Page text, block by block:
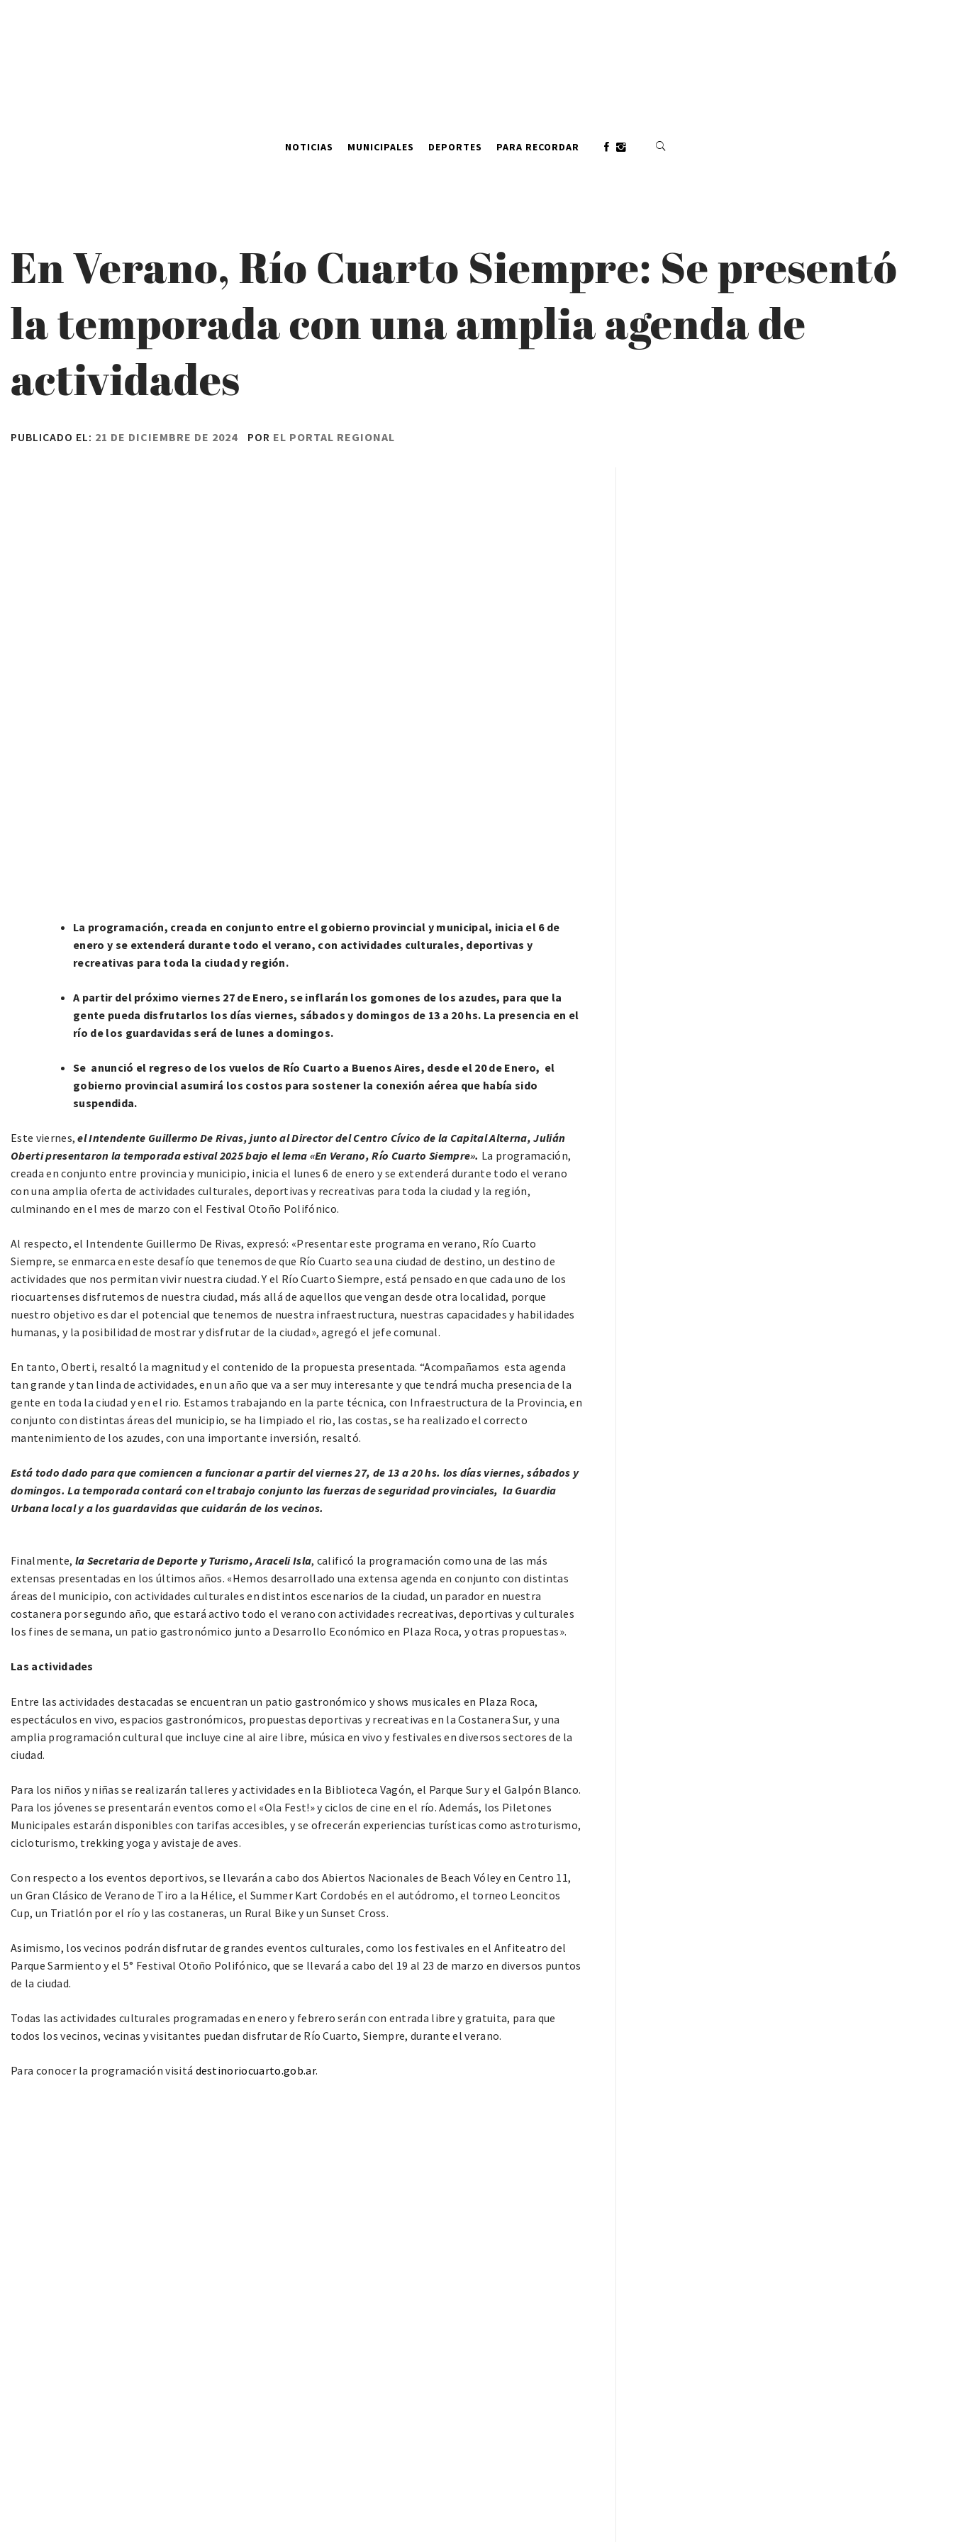
NOTICIAS MUNICIPALES DEPORTES PARA RECORDAR
En Verano, Río Cuarto Siempre: Se presentó
la temporada con una amplia agenda de
actividades
PUBLICADO EL: 21 DE DICIEMBRE DE 2024 POR EL PORTAL REGIONAL
La programación, creada en conjunto entre el gobierno provincial y municipal, inicia el 6 de
enero y se extenderá durante todo el verano, con actividades culturales, deportivas y
recreativas para toda la ciudad y región.
A partir del próximo viernes 27 de Enero, se inflarán los gomones de los azudes, para que la
gente pueda disfrutarlos los días viernes, sábados y domingos de 13 a 20 hs. La presencia en el
río de los guardavidas será de lunes a domingos.
Se anunció el regreso de los vuelos de Río Cuarto a Buenos Aires, desde el 20 de Enero, el
gobierno provincial asumirá los costos para sostener la conexión aérea que había sido
suspendida.
Este viernes,el Intendente Guillermo De Rivas, junto al Director del Centro Cívico de la Capital Alterna, Julián
Oberti presentaron la temporada estival 2025 bajo el lema «En Verano, Río Cuarto Siempre». La programación,
creada en conjunto entre provincia y municipio, inicia el lunes 6 de enero y se extenderá durante todo el verano
con una amplia oferta de actividades culturales, deportivas y recreativas para toda la ciudad y la región,
culminando en el mes de marzo con el Festival Otoño Polifónico.
Al respecto, el Intendente Guillermo De Rivas, expresó: «Presentar este programa en verano, Río Cuarto
Siempre, se enmarca en este desafío que tenemos de que Río Cuarto sea una ciudad de destino, un destino de
actividades que nos permitan vivir nuestra ciudad. Y el Río Cuarto Siempre, está pensado en que cada uno de los
riocuartenses disfrutemos de nuestra ciudad, más allá de aquellos que vengan desde otra localidad, porque
nuestro objetivo es dar el potencial que tenemos de nuestra infraestructura, nuestras capacidades y habilidades
humanas, y la posibilidad de mostrar y disfrutar de la ciudad», agregó el jefe comunal.
En tanto, Oberti, resaltó la magnitud y el contenido de la propuesta presentada. “Acompañamos esta agenda
tan grande y tan linda de actividades, en un año que va a ser muy interesante y que tendrá mucha presencia de la
gente en toda la ciudad y en el rio. Estamos trabajando en la parte técnica, con Infraestructura de la Provincia, en
conjunto con distintas áreas del municipio, se ha limpiado el rio, las costas, se ha realizado el correcto
mantenimiento de los azudes, con una importante inversión, resaltó.
Está todo dado para que comiencen a funcionar a partir del viernes 27, de 13 a 20 hs. los días viernes, sábados y
domingos. La temporada contará con el trabajo conjunto las fuerzas de seguridad provinciales, la Guardia
Urbana local y a los guardavidas que cuidarán de los vecinos.
Finalmente, la Secretaria de Deporte y Turismo, Araceli Isla, calificó la programación como una de las más
extensas presentadas en los últimos años. «Hemos desarrollado una extensa agenda en conjunto con distintas
áreas del municipio, con actividades culturales en distintos escenarios de la ciudad, un parador en nuestra
costanera por segundo año, que estará activo todo el verano con actividades recreativas, deportivas y culturales
los fines de semana, un patio gastronómico junto a Desarrollo Económico en Plaza Roca, y otras propuestas».
Las actividades
Entre las actividades destacadas se encuentran un patio gastronómico y shows musicales en Plaza Roca,
espectáculos en vivo, espacios gastronómicos, propuestas deportivas y recreativas en la Costanera Sur, y una
amplia programación cultural que incluye cine al aire libre, música en vivo y festivales en diversos sectores de la
ciudad.
Para los niños y niñas se realizarán talleres y actividades en la Biblioteca Vagón, el Parque Sur y el Galpón Blanco.
Para los jóvenes se presentarán eventos como el «Ola Fest!» y ciclos de cine en el río. Además, los Piletones
Municipales estarán disponibles con tarifas accesibles, y se ofrecerán experiencias turísticas como astroturismo,
cicloturismo, trekking yoga y avistaje de aves.
Con respecto a los eventos deportivos, se llevarán a cabo dos Abiertos Nacionales de Beach Vóley en Centro 11,
un Gran Clásico de Verano de Tiro a la Hélice, el Summer Kart Cordobés en el autódromo, el torneo Leoncitos
Cup, un Triatlón por el río y las costaneras, un Rural Bike y un Sunset Cross.
Asimismo, los vecinos podrán disfrutar de grandes eventos culturales, como los festivales en el Anfiteatro del
Parque Sarmiento y el 5° Festival Otoño Polifónico, que se llevará a cabo del 19 al 23 de marzo en diversos puntos
de la ciudad.
Todas las actividades culturales programadas en enero y febrero serán con entrada libre y gratuita, para que
todos los vecinos, vecinas y visitantes puedan disfrutar de Río Cuarto, Siempre, durante el verano.
Para conocer la programación visitá destinoriocuarto.gob.ar.